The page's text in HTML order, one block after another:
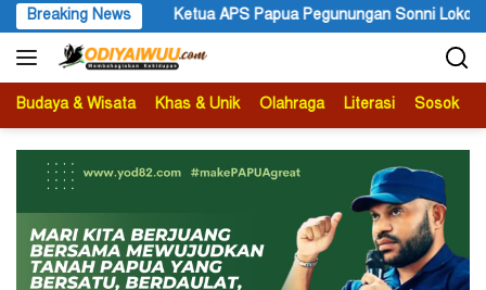
Langsung
ke
konten
Breaking News
Papua Pegunungan Sonni Lokobal: Kalau Mau KPK Audit Dana
Budaya & Wisata Khas & Unik Olahraga Literasi Sosok